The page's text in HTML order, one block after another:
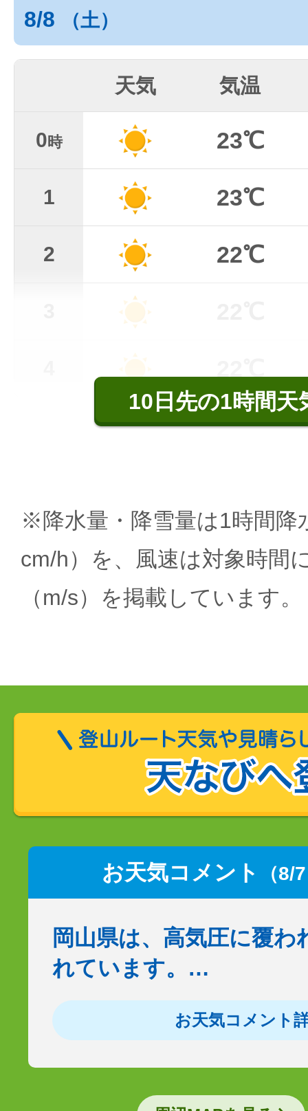
8/8 （土）
天気 気温
0時 23℃
1 23℃
2 22℃
10日先の1時間天
※降水量・降雪量は1時間降
cm/h）を、風速は対象時間
（m/s）を掲載しています。
お天気コメント （8/
岡山県は、高気圧に覆わ
れています。…
お天気コメント